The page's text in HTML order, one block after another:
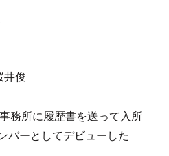
井俊
務所に履歴書を送って入所
バーとしてデビューした